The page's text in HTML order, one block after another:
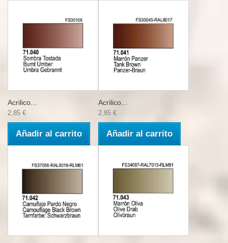
Acrilico...
2,85 €
Añadir al carrito
Acrilico...
2,85 €
Añadir al carrito